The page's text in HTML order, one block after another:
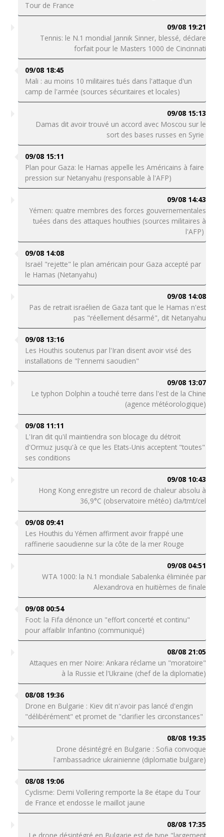
Tour de France
09/08 19:21
Tennis: le N.1 mondial Jannik Sinner, blessé, déclare
forfait pour le Masters 1000 de Cincinnati
09/08 18:45
Mali : au moins 10 militaires tués dans l'attaque d'un
camp de l'armée (sources sécuritaires et locales)
09/08 15:13
Damas dit avoir trouvé un accord avec Moscou sur le
sort des bases russes en Syrie
09/08 15:11
Plan pour Gaza: le Hamas appelle les Américains à faire
pression sur Netanyahu (responsable à l'AFP)
09/08 14:43
Yémen: quatre membres des forces gouvernementales
tuées dans des attaques houthies (sources militaires à
l'AFP)
09/08 14:08
Israël "rejette" le plan américain pour Gaza accepté par
le Hamas (Netanyahu)
09/08 14:08
Pas de retrait israélien de Gaza tant que le Hamas n'est
pas "réellement désarmé", dit Netanyahu
09/08 13:16
Les Houthis soutenus par l'Iran disent avoir visé des
installations de "l'ennemi saoudien"
09/08 13:07
Le typhon Dolphin a touché terre dans l'est de la Chine
(agence météorologique)
09/08 11:11
L'Iran dit qu'il maintiendra son blocage du détroit
d'Ormuz jusqu'à ce que les Etats-Unis acceptent "toutes"
ses conditions
09/08 10:43
Hong Kong enregistre un record de chaleur absolu à
36,9°C (observatoire météo) cla/tmt/cel
09/08 09:41
Les Houthis du Yémen affirment avoir frappé une
raffinerie saoudienne sur la côte de la mer Rouge
09/08 04:51
WTA 1000: la N.1 mondiale Sabalenka éliminée par
Alexandrova en huitièmes de finale
09/08 00:54
Foot: la Fifa dénonce un "effort concerté et continu"
pour affaiblir Infantino (communiqué)
08/08 21:05
Attaques en mer Noire: Ankara réclame un "moratoire"
à la Russie et l'Ukraine (chef de la diplomatie)
08/08 19:36
Drone en Bulgarie : Kiev dit n'avoir pas lancé d'engin
"délibérément" et promet de "clarifier les circonstances"
08/08 19:35
Drone désintégré en Bulgarie : Sofia convoque
l'ambassadrice ukrainienne (diplomatie bulgare)
08/08 19:06
Cyclisme: Demi Vollering remporte la 8e étape du Tour
de France et endosse le maillot jaune
08/08 17:35